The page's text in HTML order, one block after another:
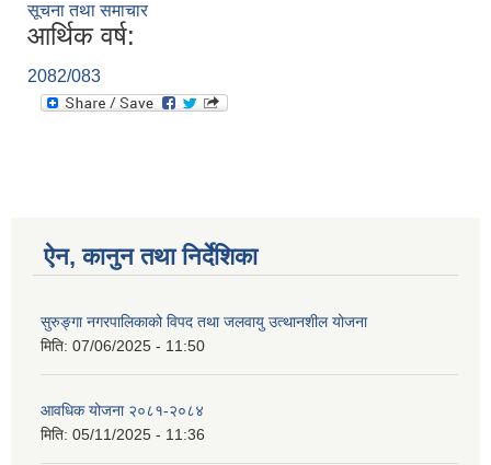
सूचना तथा समाचार
आर्थिक वर्ष:
2082/083
ऐन, कानुन तथा निर्देशिका
सुरुङ्गा नगरपालिकाको विपद तथा जलवायु उत्थानशील योजना
मिति: 07/06/2025 - 11:50
आवधिक योजना २०८१-२०८४
मिति: 05/11/2025 - 11:36